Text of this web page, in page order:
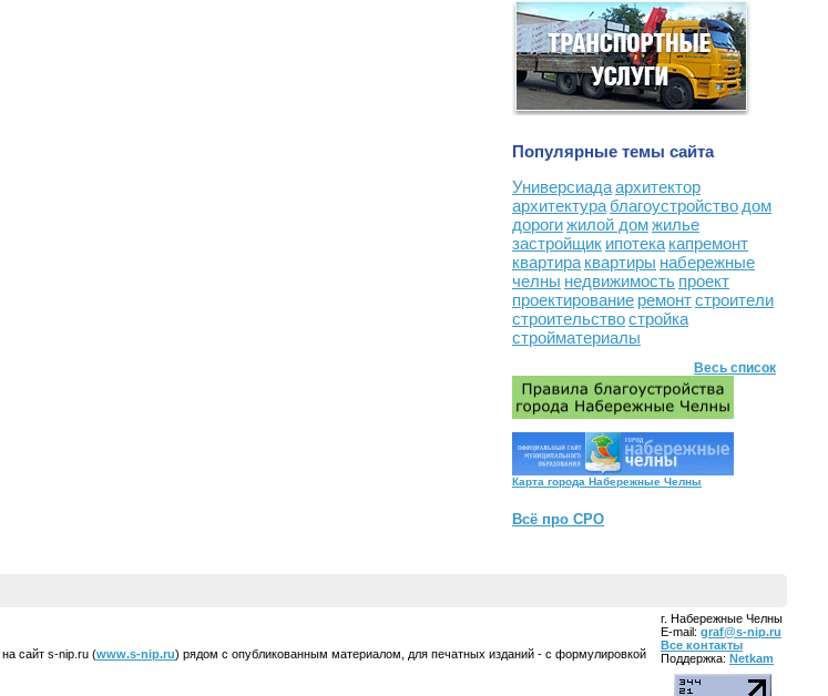
Популярные темы сайта
Универсиадаархитектор
архитектура благоустройство дом
дорогижилой домжилье
застройщик ипотека капремонт
квартира квартиры набережные
челны недвижимость проект
проектирование ремонтстроители
строительствостройка
стройматериалы
Весь список
Карта города Набережные Челны
Всё про СРО
сайт s-nip.ru (www.s-nip.ru) рядом с опубликованным материалом, для печатных изданий - с формулировкой
г. Набережные Челны
E-mail: graf@s-nip.ru
Все контакты
Поддержка: Netkam